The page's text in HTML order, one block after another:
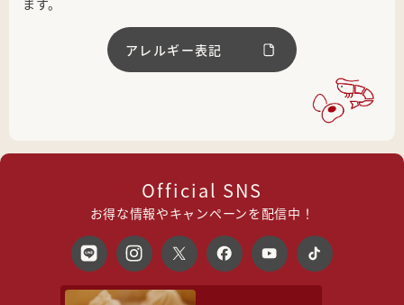
アレルギー表記
Official SNS
お得な情報やキャンペーンを配信中！